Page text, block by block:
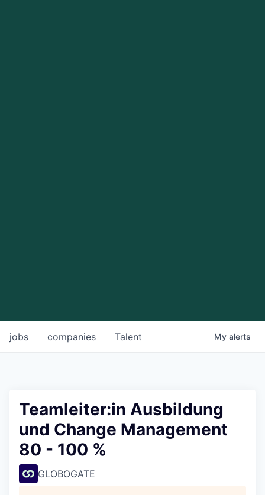
jobs companies Talent My alerts
Teamleiter:in Ausbildung
und Change Management
80 - 100 %
GLOBOGATE